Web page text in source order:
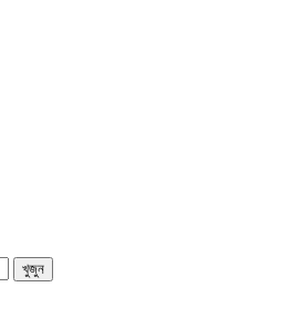
খুজুন